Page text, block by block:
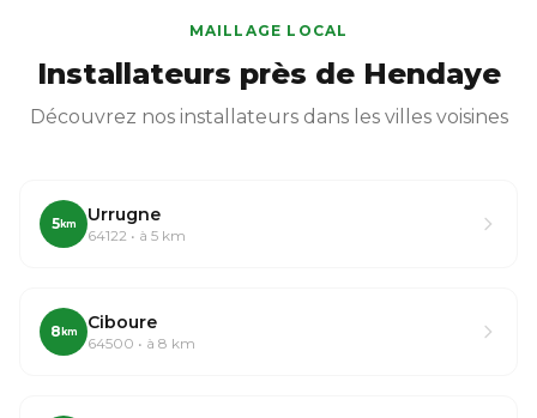
MAILLAGE LOCAL
Installateurs près de Hendaye
Découvrez nos installateurs dans les villes voisines
5km Urrugne
64122 • à 5 km
8 km Ciboure
64500 • à 8 km